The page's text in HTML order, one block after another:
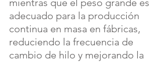
mientras que el peso grande es
adecuado para la producción
continua en masa en fábricas,
reduciendo la frecuencia de
cambio de hilo y mejorando la